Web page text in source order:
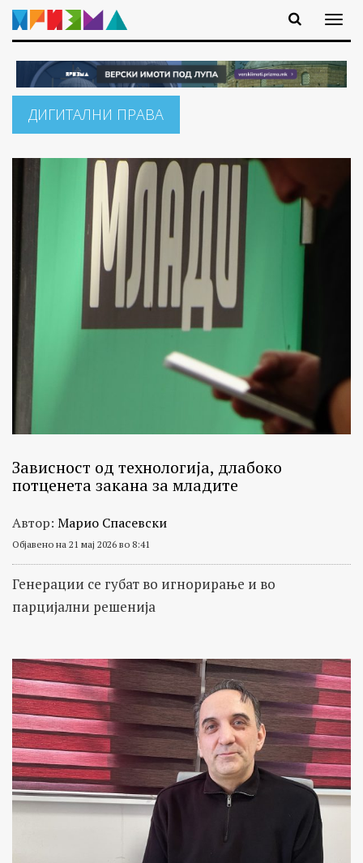
ДИГИТАЛНИ ПРАВА
Зависност од технологија, длабоко
потценета закана за младите
Автор: Марио Спасевски
Објавено на 21 мај 2026 во 8:41
Генерации се губат во игнорирање и во
парцијални решенија